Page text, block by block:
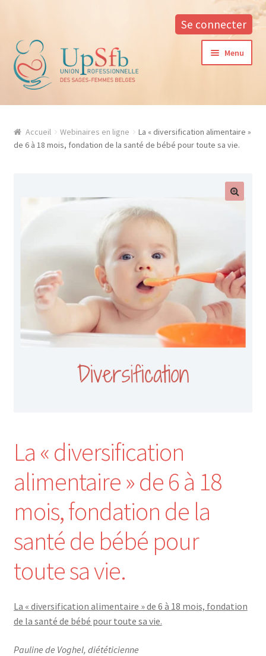
Se connecter
Aller
à
la
navigation
Aller
au
contenu
Menu
A propos
La formation continue à l’UPSfB
Procédure d’inscription
Conditions générales
Contacter notre responsable des formations
Nos Formations
Formations 2026
Devenir Membre
Première Inscription
Renouvellement
Mon compte
Mes données UPSfB
Mes commandes
Accueil Webinaires en ligne
La « diversification alimentaire »
de 6 à 18 mois, fondation de la santé de bébé pour toute sa vie.
La « diversification
alimentaire » de 6 à 18
mois, fondation de la
santé de bébé pour
toute sa vie.
La « diversification alimentaire » de 6 à 18 mois, fondation
de la santé de bébé pour toute sa vie.
Pauline de Voghel, diététicienne